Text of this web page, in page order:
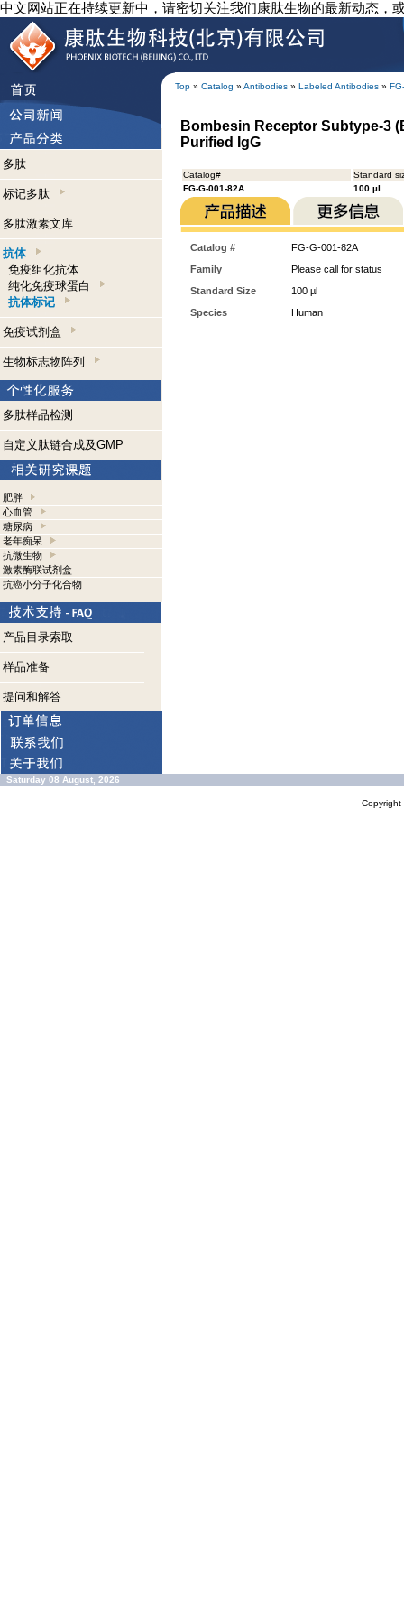
中文网站正在持续更新中，请密切关注我们康肽生物的最新动态，
Top » Catalog » Antibodies » Labeled Antibodies »
多肽
标记多肽
多肽激素文库
抗体
免疫组化抗体
纯化免疫球蛋白
抗体标记
免疫试剂盒
生物标志物阵列
多肽样品检测
自定义肽链合成及GMP
肥胖
心血管
糖尿病
老年痴呆
抗微生物
激素酶联试剂盒
抗癌小分子化合物
产品目录索取
样品准备
提问和解答
Bombesin Receptor Subtype-3
Purified IgG
Catalog#
Standard
FG-G-001-82A
100 µl
Catalog #
FG-G-001-82A
Family
Please call for status
Standard Size
100 µl
Species
Human
Saturday 08 August, 2026